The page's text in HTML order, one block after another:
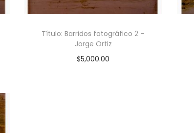
Título: Barridos fotográfico 2 –
Jorge Ortiz
$5,000.00